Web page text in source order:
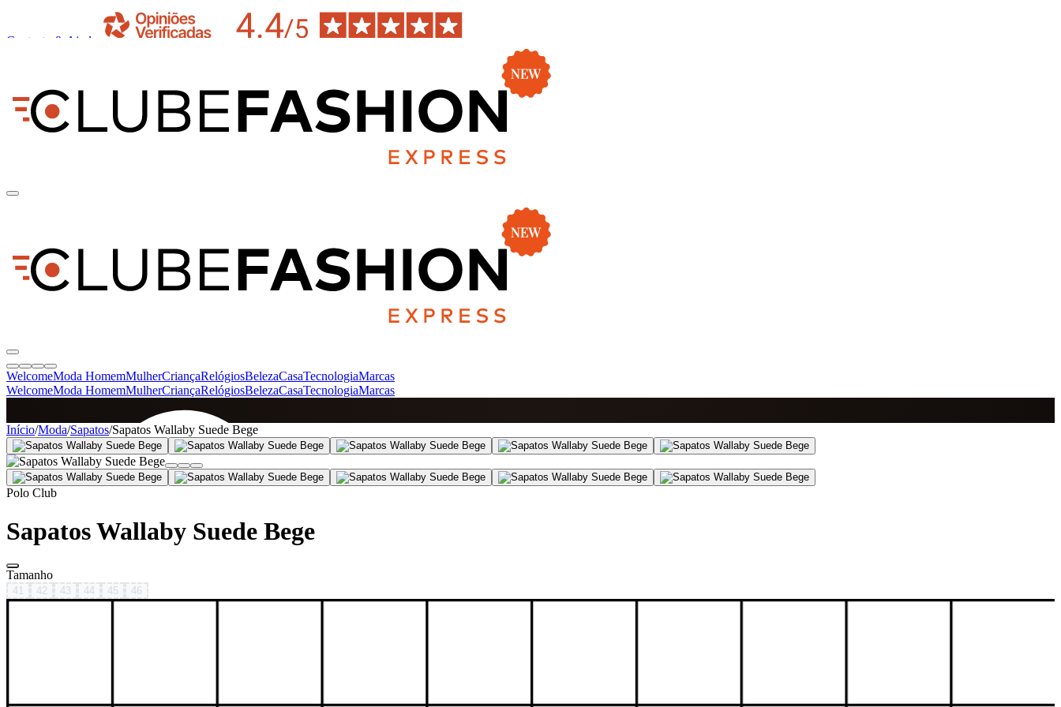
Contacto & Ajuda
WelcomeModa HomemMulherCriançaRelógiosBelezaCasaTecnologiaMarcas
WelcomeModa HomemMulherCriançaRelógiosBelezaCasaTecnologiaMarcas
SINCE 2005
+de 36.000 reviews
Início/Moda/Sapatos/Sapatos Wallaby Suede Bege
Polo Club
Sapatos Wallaby Suede Bege
Tamanho
41 42 43 44 45 46